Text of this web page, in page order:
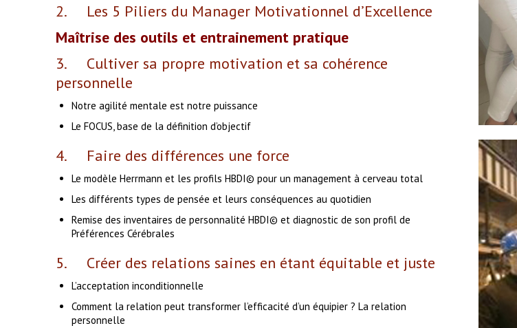
2. Les 5 Piliers du Manager Motivationnel d’Excellence
Maîtrise des outils et entrainement pratique
3. Cultiver sa propre motivation et sa cohérence
personnelle
Notre agilité mentale est notre puissance
Le FOCUS, base de la définition d’objectif
4. Faire des différences une force
Le modèle Herrmann et les profils HBDI© pour un management à cerveau total
Les différents types de pensée et leurs conséquences au quotidien
Remise des inventaires de personnalité HBDI© et diagnostic de son profil de
Préférences Cérébrales
5. Créer des relations saines en étant équitable et juste
L’acceptation inconditionnelle
Comment la relation peut transformer l’efficacité d’un équipier ? La relation
personnelle